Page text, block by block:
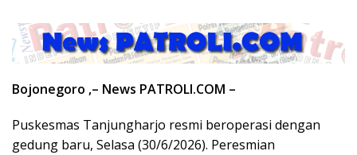
Bojonegoro ,– News PATROLI.COM –
Puskesmas Tanjungharjo resmi beroperasi dengan
gedung baru, Selasa (30/6/2026). Peresmian